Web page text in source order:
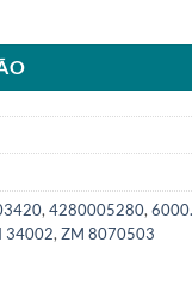
, 4280005280,
34002, ZM 8070503